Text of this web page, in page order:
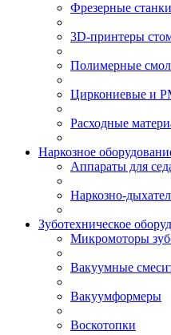
Фрезерные станки
3D-принтеры
Полимерные
Циркониевые и
Расходные
Наркозное
Аппараты для
Наркозно-
Зуботехническое
Микромоторы
Вакуумные
Вакуумформеры
Воскотопки